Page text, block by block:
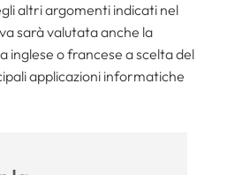
altri argomenti indicati nel
sarà valutata anche la
inglese o francese a scelta del
applicazioni informatiche